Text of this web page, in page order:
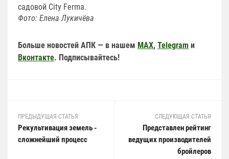
садовой City Ferma.
Фото: Елена Лукичёва
Больше новостей АПК — в нашем MAX, Telegram и
Вконтакте. Подписывайтесь!
ПРЕДЫДУЩАЯ СТАТЬЯ
Рекультивация земель -
сложнейший процесс
СЛЕДУЮЩАЯ СТАТЬЯ
Представлен рейтинг
ведущих производителей
бройлеров